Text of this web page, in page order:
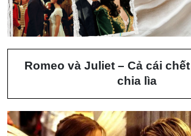
Romeo và Juliet – Cả cái
chia lìa